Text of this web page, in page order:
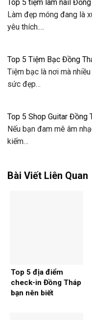
Top 5 tiệm làm nail
Làm đẹp móng đang là
yêu thích.…
Top 5 Tiệm Bạc Đồng
Tiệm bạc là nơi mà
sức đẹp…
Top 5 Shop Guitar Đồng
Nếu bạn đam mê âm
kiếm…
Bài Viết Liên Quan
Top 5 địa điểm
check-in Đồng Tháp
bạn nên biết